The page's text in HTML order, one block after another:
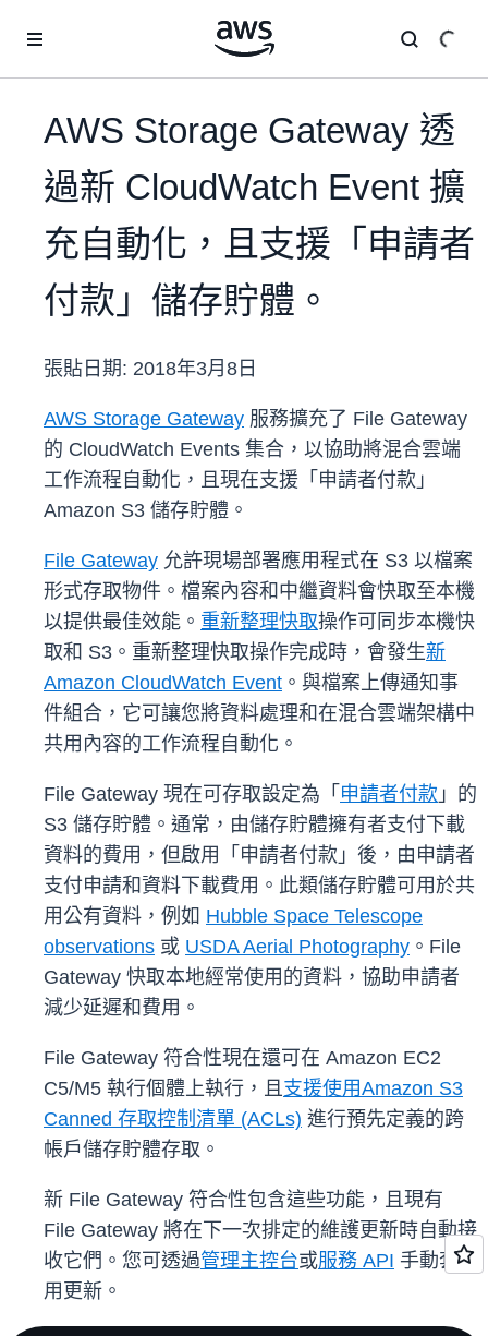
AWS Storage Gateway 透
過新 CloudWatch Event 擴
充自動化，且支援「申請者
付款」儲存貯體。
張貼日期: 2018年3月8日
AWS Storage Gateway 服務擴充了 File Gateway
的 CloudWatch Events 集合，以協助將混合雲端
工作流程自動化，且現在支援「申請者付款」
Amazon S3 儲存貯體。
File Gateway 允許現場部署應用程式在 S3 以檔案
形式存取物件。檔案內容和中繼資料會快取至本機
以提供最佳效能。 重新整理快取操作可同步本機快
取和 S3。重新整理快取操作完成時，會發生新
Amazon CloudWatch Event 。與檔案上傳通知事
件組合，它可讓您將資料處理和在混合雲端架構中
共用內容的工作流程自動化。
File Gateway 現在可存取設定為「 申請者付款 」的
S3 儲存貯體。通常，由儲存貯體擁有者支付下載
資料的費用，但啟用「申請者付款」後，由申請者
支付申請和資料下載費用。此類儲存貯體可用於共
用公有資料，例如 Hubble Space Telescope
observations 或 USDA Aerial Photography 。File
Gateway 快取本地經常使用的資料，協助申請者
減少延遲和費用。
File Gateway 符合性現在還可在 Amazon EC2
C5/M5 執行個體上執行，且支援使用Amazon S3
Canned 存取控制清單 (ACLs) 進行預先定義的跨
帳戶儲存貯體存取。
新 File Gateway 符合性包含這些功能，且現有
File Gateway 將在下一次排定的維護更新時自動接
收它們。您可透過管理主控台或服務 API 手動套
用更新。